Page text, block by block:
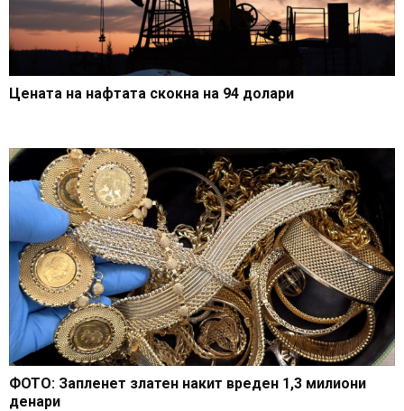
Цената на нафтата скокна на 94 долари
ФОТО: Запленет златен накит вреден 1,3 милиони
денари